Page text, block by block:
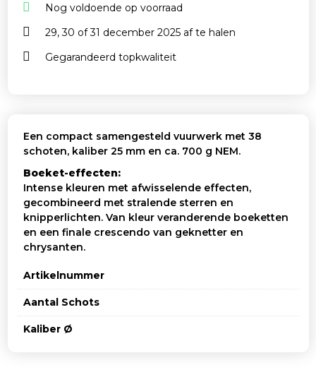
Nog voldoende op voorraad
29, 30 of 31 december 2025 af te halen
Gegarandeerd topkwaliteit
Een compact samengesteld vuurwerk met 38
schoten, kaliber 25 mm en ca. 700 g NEM.
Boeket-effecten:
Intense kleuren met afwisselende effecten,
gecombineerd met stralende sterren en
knipperlichten. Van kleur veranderende boeketten
en een finale crescendo van geknetter en
chrysanten.
Artikelnummer
Aantal Schots
Kaliber Ø